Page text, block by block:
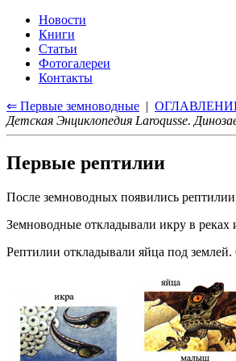
Новости
Книги
Статьи
Фотогалереи
Контакты
⇐ Первые земноводные |
Детская Энциклопедия Laroqusse.
Первые рептилии
После земноводных появились
Земноводные откладывали икру в реках
Рептилии откладывали яйца под